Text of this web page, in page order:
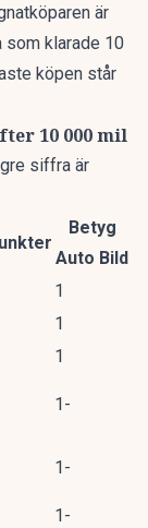
är
som klarade 10
köpen står
10 000 mil
siffra är
Betyg
Auto Bild
1
1
1
1-
1-
1-